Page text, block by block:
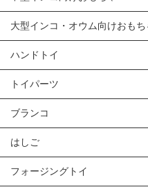
大型インコ・オウム向けおもち
ハンドトイ
トイパーツ
ブランコ
はしご
フォージングトイ